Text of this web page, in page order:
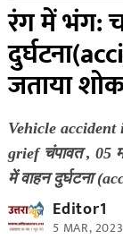
रंग में भंग:
जताया
Vehicle
grief चंपावत , 05
में वाहन दुर्घटना
Editor1
5 MAR, 2023